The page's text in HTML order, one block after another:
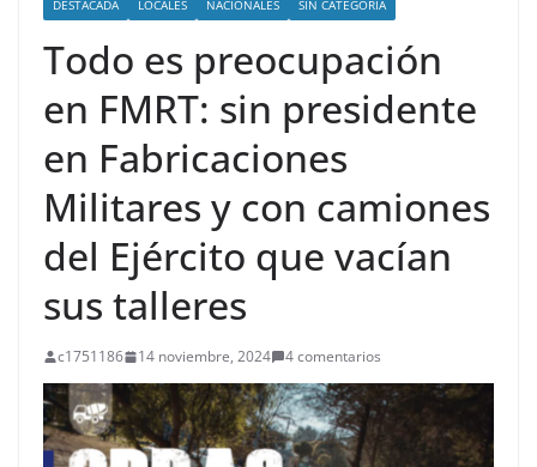
DESTACADA LOCALES NACIONALES SIN CATEGORÍA
Todo es preocupación
en FMRT: sin presidente
en Fabricaciones
Militares y con camiones
del Ejército que vacían
sus talleres
c1751186 14 noviembre, 2024 4 comentarios